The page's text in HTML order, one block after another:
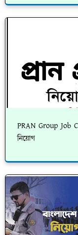
PRAN Group Job
নিয়োগ